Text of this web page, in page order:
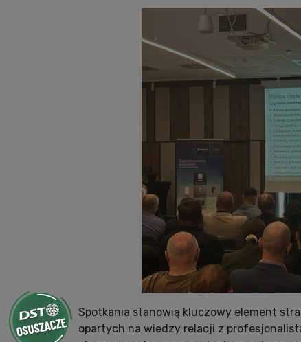
Spotkania stanowią kluczowy element
opartych na wiedzy relacji z